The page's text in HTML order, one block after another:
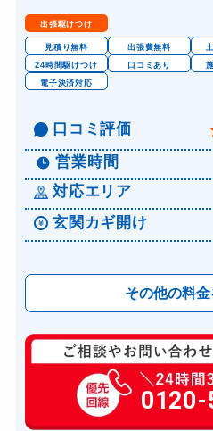
出張駆けつけ
見積り無料 出張費無料
24時間駆けつけ
口コミあり
電子決済対応
口コミ評価
営業時間
対応エリア
玄関カギ開け
その他の料
玄関カギ修理
玄関カギ作成
玄関カギ交換